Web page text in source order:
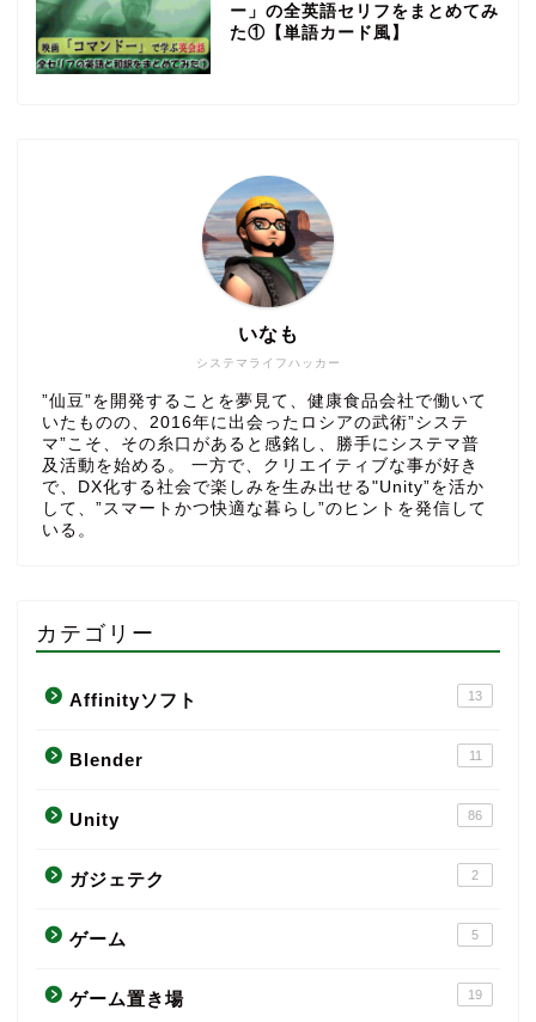
ー」の全英語セリフをまとめてみ
た①【単語カード風】
システマライフハッカー
いなも
”仙豆”を開発することを夢見て、健康食品会社で働いて
いたものの、2016年に出会ったロシアの武術”システ
マ”こそ、その糸口があると感銘し、勝手にシステマ普
及活動を始める。 一方で、クリエイティブな事が好き
で、DX化する社会で楽しみを生み出せる"Unity”を活か
して、”スマートかつ快適な暮らし”のヒントを発信して
いる。
カテゴリー
Affinityソフト 13
Blender 11
Unity 86
ガジェテク 2
ゲーム 5
ゲーム置き場 19